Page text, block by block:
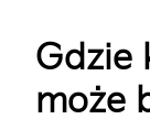
Gdzie
może